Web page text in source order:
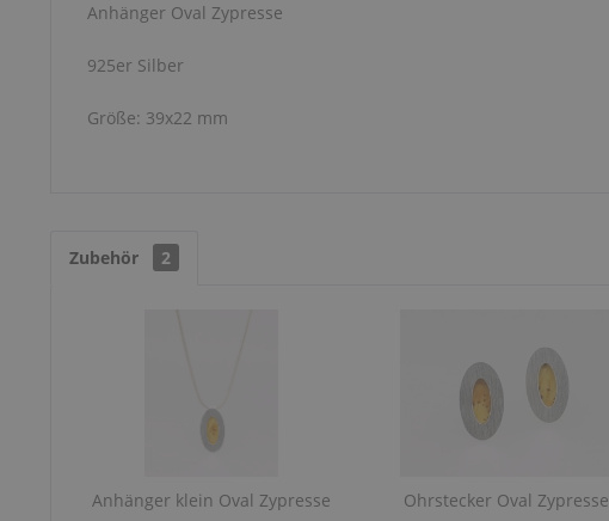
Anhänger Oval Zypresse
925er Silber
Größe: 39x22 mm
Zubehör 2
Anhänger klein Oval Zypresse Ohrstecker Oval Zypresse